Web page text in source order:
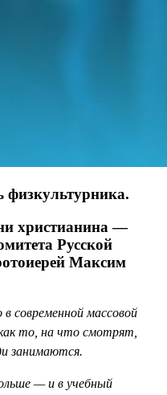
физкультурника.
христианина —
Русской
Максим
современной массовой
то, на что смотрят,
занимаются.
— и в учебный